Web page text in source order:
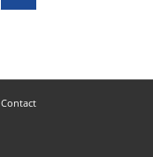
Contact